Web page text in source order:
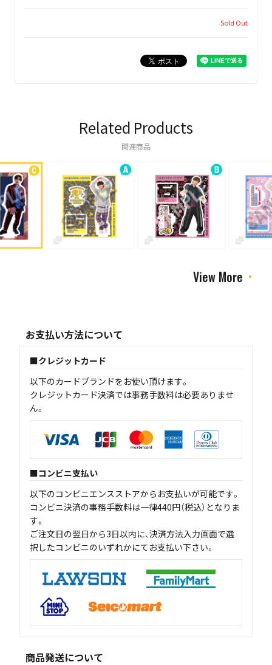
Sold Out
Related Products
関連商品
View More
お支払い方法について
クレジットカード
以下のカードブランドをお使い頂けます。
クレジットカード決済では事務手数料は必要ありませ
ん。
コンビニ支払い
以下のコンビニエンスストアからお支払いが可能です。
コンビニ決済の事務手数料は一律440円（税込）となりま
す。
ご注文日の翌日から3日以内に、決済方法入力画面で選
択したコンビニのいずれかにてお支払い下さい。
商品発送について